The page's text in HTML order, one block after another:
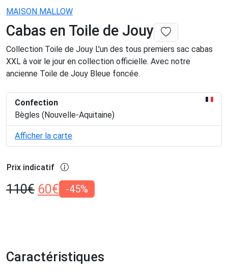
MAISON MALLOW
Cabas en Toile de Jouy
Collection Toile de Jouy L'un des tous premiers sac cabas
XXL à voir le jour en collection officielle. Avec notre
ancienne Toile de Jouy Bleue foncée.
Confection
Bègles (Nouvelle-Aquitaine)
Afficher la carte
Prix indicatif
110€ 60€ -45%
Caractéristiques